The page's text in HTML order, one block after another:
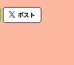
ポスト